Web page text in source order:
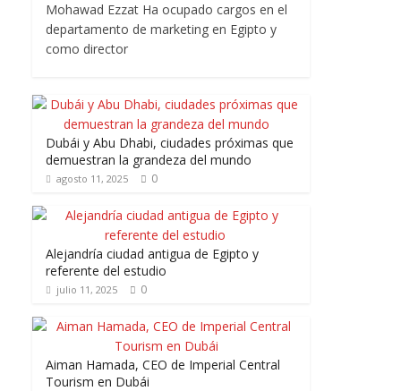
Mohawad Ezzat Ha ocupado cargos en el
departamento de marketing en Egipto y
como director
Dubái y Abu Dhabi, ciudades próximas que
demuestran la grandeza del mundo
agosto 11, 2025 0
Alejandría ciudad antigua de Egipto y
referente del estudio
julio 11, 2025 0
Aiman Hamada, CEO de Imperial Central
Tourism en Dubái